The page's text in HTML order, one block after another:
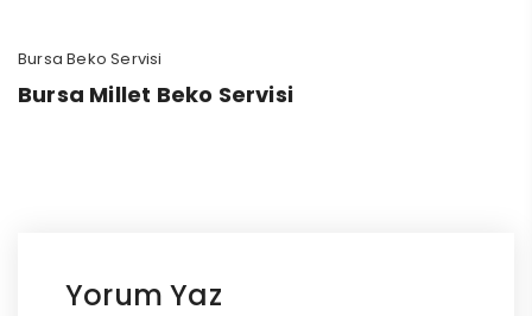
Bursa Beko Servisi
Bursa Millet Beko Servisi
Yorum Yaz